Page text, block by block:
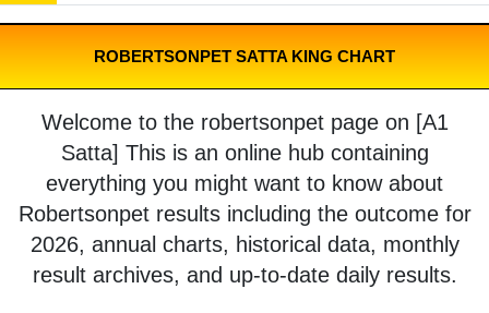
ROBERTSONPET SATTA KING CHART
Welcome to the robertsonpet page on [A1
Satta] This is an online hub containing
everything you might want to know about
Robertsonpet results including the outcome for
2026, annual charts, historical data, monthly
result archives, and up-to-date daily results.